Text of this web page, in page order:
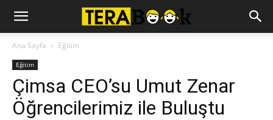
Ana Sayfa Eğitim
Eğitim
Çimsa CEO’su Umut Zenar
Öğrencilerimiz ile Buluştu